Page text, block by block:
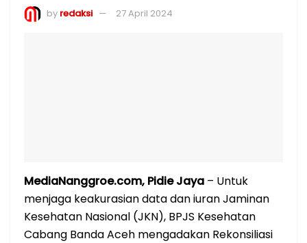
by redaksi 27 April 2024
MediaNanggroe.com, Pidie Jaya – Untuk
menjaga keakurasian data dan iuran Jaminan
Kesehatan Nasional (JKN), BPJS Kesehatan
Cabang Banda Aceh mengadakan Rekonsiliasi